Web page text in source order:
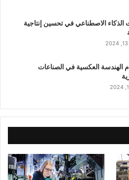
الذكاء الاصطناعي في تحسين إنتاجية
الهندسة العكسية في الصناعات